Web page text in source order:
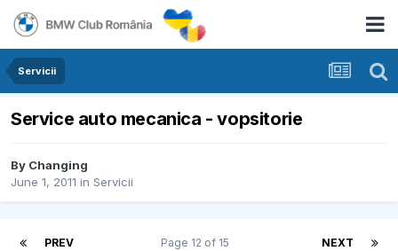
Servicii
Service auto mecanica - vopsitorie
By Changing
June 1, 2011 in Servicii
PREV NEXT
Page 12 of 15